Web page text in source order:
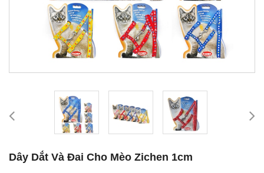
Dây Dắt Và Đai Cho Mèo Zichen 1cm